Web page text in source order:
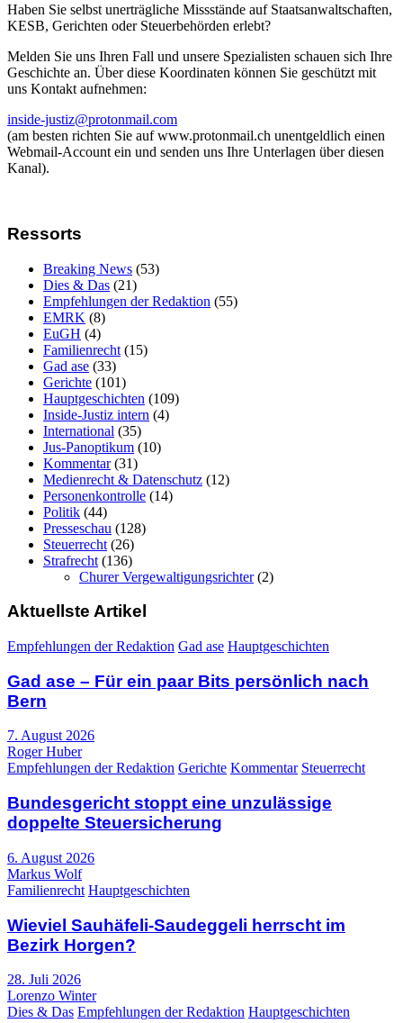
Haben Sie selbst unerträgliche Missstände auf Staatsanwaltschaften,
KESB, Gerichten oder Steuerbehörden erlebt?
Melden Sie uns Ihren Fall und unsere Spezialisten schauen sich Ihre
Geschichte an. Über diese Koordinaten können Sie geschützt mit
uns Kontakt aufnehmen:
inside-justiz@protonmail.com
(am besten richten Sie auf www.protonmail.ch unentgeldlich einen
Webmail-Account ein und senden uns Ihre Unterlagen über diesen
Kanal).
Ressorts
Breaking News (53)
Dies & Das (21)
Empfehlungen der Redaktion (55)
EMRK (8)
EuGH (4)
Familienrecht (15)
Gad ase (33)
Gerichte (101)
Hauptgeschichten (109)
Inside-Justiz intern (4)
International (35)
Jus-Panoptikum (10)
Kommentar(31)
Medienrecht & Datenschutz (12)
Personenkontrolle (14)
Politik (44)
Presseschau (128)
Steuerrecht (26)
Strafrecht (136)
Churer Vergewaltigungsrichter(2)
Aktuellste Artikel
Empfehlungen der Redaktion Gad ase Hauptgeschichten
Gad ase – Für ein paar Bits persönlich nach
Bern
7. August 2026
Roger Huber
Empfehlungen der Redaktion Gerichte Kommentar Steuerrecht
Bundesgericht stoppt eine unzulässige
doppelte Steuersicherung
6. August 2026
Markus Wolf
Familienrecht Hauptgeschichten
Wieviel Sauhäfeli-Saudeggeli herrscht im
Bezirk Horgen?
28. Juli 2026
Lorenzo Winter
Dies & Das Empfehlungen der Redaktion Hauptgeschichten